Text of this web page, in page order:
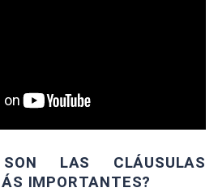
LAS CLÁUSULAS
IMPORTANTES?